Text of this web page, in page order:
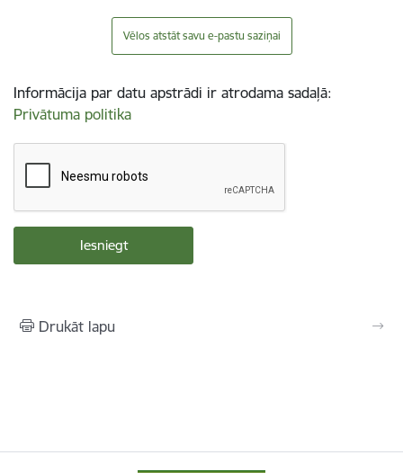
Vēlos atstāt savu e-pastu saziņai
Informācija par datu apstrādi ir atrodama sadaļā:
Privātuma politika
Drukāt lapu